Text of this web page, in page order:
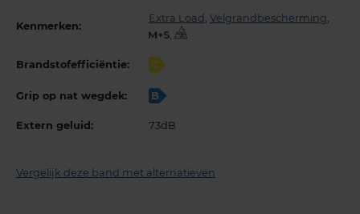
Kenmerken:
Extra Load , Velgrandbescherming,
,
Brandstofefficiëntie: C
Grip op nat wegdek: B
Extern geluid: 73dB
Vergelijk deze band met alternatieven